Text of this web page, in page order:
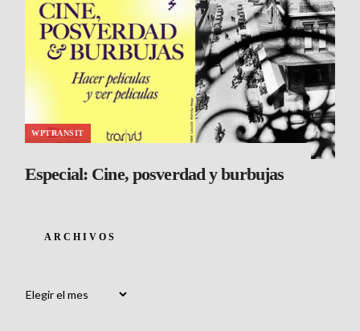
WPTRANSIT
Especial: Cine, posverdad y burbujas
ARCHIVOS